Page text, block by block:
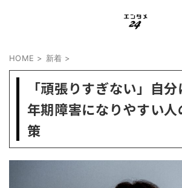
HOME > 新着 >
「頑張りすぎない」自
年期障害になりやすい
策